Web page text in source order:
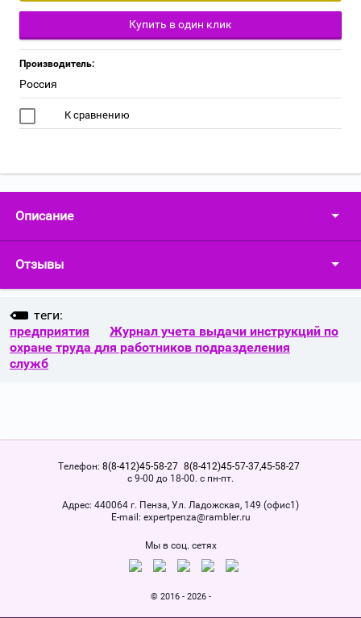
Купить в один клик
Производитель:
Россия
К сравнению
Описание
Отзывы
теги:
предприятия
Журнал учета выдачи инструкций по
охране труда для работников подразделения
служб
Телефон: 8(8-412)45-58-27 8(8-412)45-57-37,45-58-27
с 9-00 до 18-00. с пн-пт.
Адрес: 440064 г. Пенза, Ул. Ладожская, 149 (офис1)
Е-mail: expertpenza@rambler.ru
Мы в соц. сетях
© 2016 - 2026 -